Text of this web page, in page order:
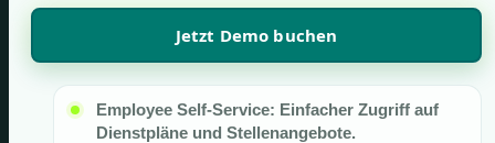
Jetzt Demo buchen
Employee Self-Service: Einfacher Zugriff auf
Dienstpläne und Stellenangebote.